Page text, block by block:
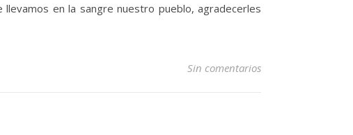
en la sangre nuestro pueblo, agradecerles
Sin comentarios